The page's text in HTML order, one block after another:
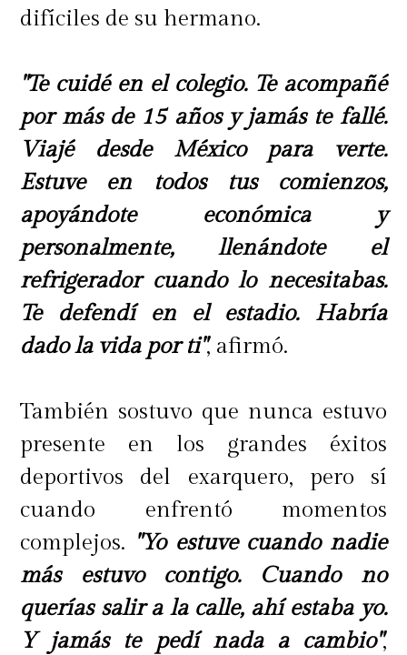
difíciles de su hermano.
"Te cuidé en el colegio. Te acompañé
por más de 15 años y jamás te fallé.
Viajé desde México para verte.
Estuve en todos tus comienzos,
apoyándote económica y
personalmente, llenándote el
refrigerador cuando lo necesitabas.
Te defendí en el estadio. Habría
dado la vida por ti", afirmó.
También sostuvo que nunca estuvo
presente en los grandes éxitos
deportivos del exarquero, pero sí
cuando enfrentó momentos
complejos. "Yo estuve cuando nadie
más estuvo contigo. Cuando no
querías salir a la calle, ahí estaba yo.
Y jamás te pedí nada a cambio",